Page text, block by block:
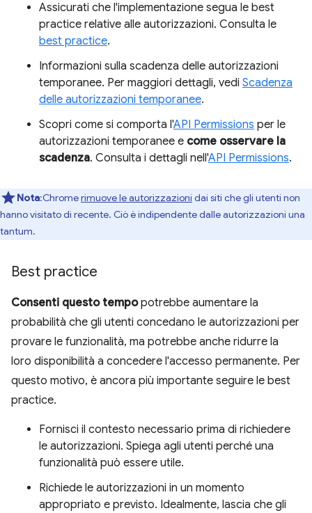
Assicurati che l'implementazione segua le best
practice relative alle autorizzazioni. Consulta le
best practice.
Informazioni sulla scadenza delle autorizzazioni
temporanee. Per maggiori dettagli, vedi Scadenza
delle autorizzazioni temporanee.
Scopri come si comporta l'API Permissions per le
autorizzazioni temporanee e come osservare la
scadenza. Consulta i dettagli nell'API Permissions.
Nota:Chromerimuove le autorizzazioni dai siti che gli utenti non
hanno visitato di recente. Ciò è indipendente dalle autorizzazioni una
tantum.
Best practice
Consenti questo tempopotrebbe aumentare la
probabilità che gli utenti concedano le autorizzazioni per
provare le funzionalità, ma potrebbe anche ridurre la
loro disponibilità a concedere l'accesso permanente. Per
questo motivo, è ancora più importante seguire le best
practice.
Fornisci il contesto necessario prima di richiedere
le autorizzazioni. Spiega agli utenti perché una
funzionalità può essere utile.
Richiede le autorizzazioni in un momento
appropriato e previsto. Idealmente, lascia che gli